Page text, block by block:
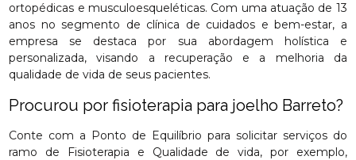
ortopédicas e musculoesqueléticas. Com uma atuação de 13
anos no segmento de clínica de cuidados e bem-estar, a
empresa se destaca por sua abordagem holística e
personalizada, visando a recuperação e a melhoria da
qualidade de vida de seus pacientes.
Procurou por fisioterapia para joelho Barreto?
Conte com a Ponto de Equilíbrio para solicitar serviços do
ramo de Fisioterapia e Qualidade de vida, por exemplo,